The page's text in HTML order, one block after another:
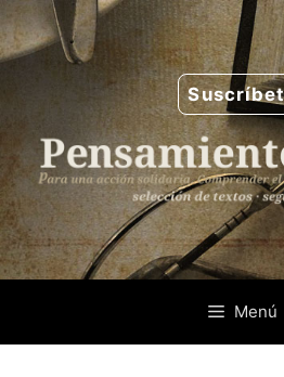
Saltar
al
contenido
Menú